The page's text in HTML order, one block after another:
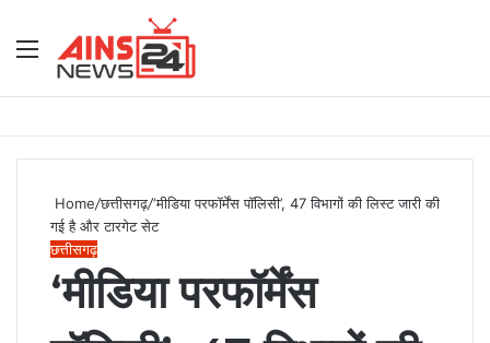
Menu
Home/छत्तीसगढ़/‘मीडिया परफॉर्मेंस पॉलिसी’, 47 विभागों की लिस्ट जारी की
गई है और टारगेट सेट
छत्तीसगढ़
‘मीडिया परफॉर्मेंस